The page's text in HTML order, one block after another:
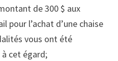
de 300 $ aux
pour l’achat d’une chaise
vous ont été
cet égard;